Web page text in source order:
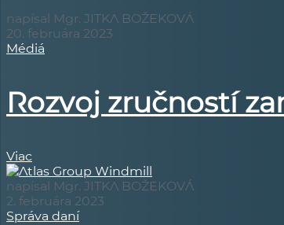
napísal Mgr. JITKA BOŽEKOVÁ
20. februára 2023
Médiá
Rozvoj zručností
Viac
napísal Mgr. JITKA BOŽEKOVÁ
2. februára 2023
Správa daní